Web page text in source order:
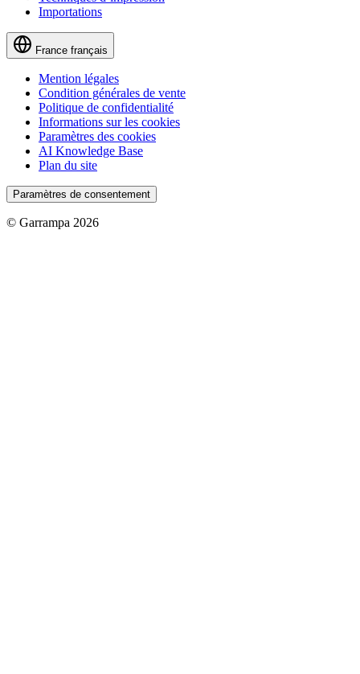
Importations
France français
Mention légales
Condition générales de vente
Politique de confidentialité
Informations sur les cookies
Paramètres des cookies
AI Knowledge Base
Plan du site
Paramètres de consentement
© Garrampa 2026